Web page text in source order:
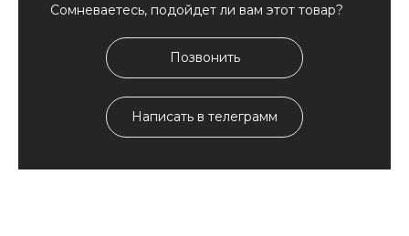
Сомневаетесь, подойдет ли вам этот товар?
Позвонить
Написать в телеграмм